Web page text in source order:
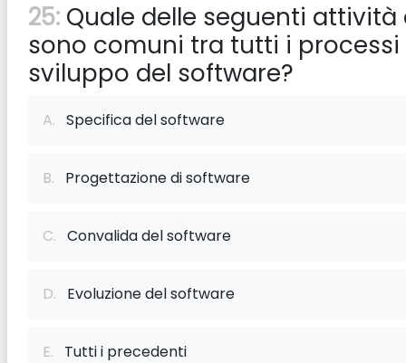
25: Quale delle seguenti attività
sono comuni tra tutti i processi
sviluppo del software?
A. Specifica del software
B. Progettazione di software
C. Convalida del software
D. Evoluzione del software
E. Tutti i precedenti